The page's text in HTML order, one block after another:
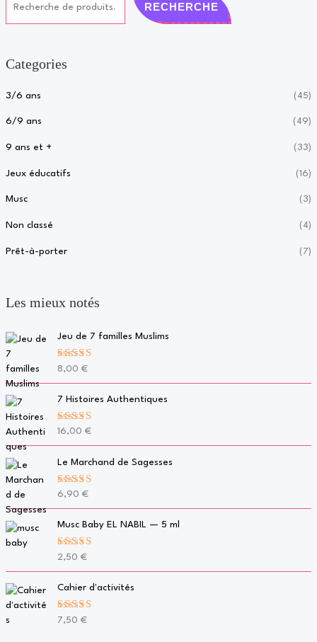
RECHERCHE
Categories
3/6 ans (45)
6/9 ans (49)
9 ans et + (33)
Jeux éducatifs (16)
Musc (3)
Non classé (4)
Prêt-à-porter (7)
Les mieux notés
Jeu de 7 familles Muslims
Note
8,00 €
7 Histoires Authentiques
Note5.00
16,00 €
Le Marchand de Sagesses
Note5.00
6,90 €
Musc Baby EL NABIL — 5 ml
Note
2,50 €
Cahier d'activités
Note
7,50 €